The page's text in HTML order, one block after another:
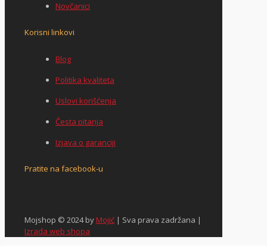
Novčanici
Korisni linkovi
Blog
Politika kvaliteta
Uslovi korišćenja
Česta pitanja
Izjava o garanciji
Pratite na facebook-u
Mojshop © 2024 byMojić | Sva prava zadržana |
Izrada web shopa